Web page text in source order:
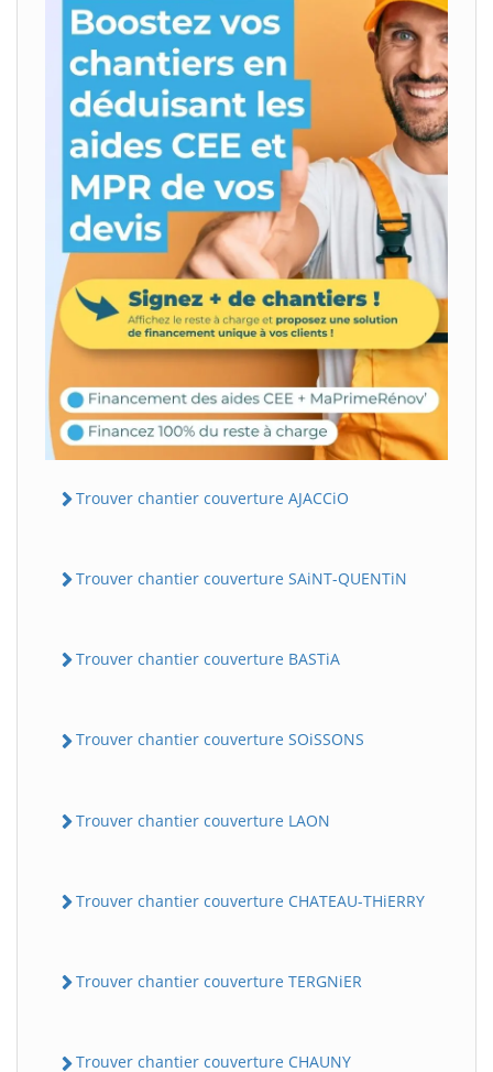
Trouver chantier couverture AJACCiO
Trouver chantier couverture SAiNT-QUENTiN
Trouver chantier couverture BASTiA
Trouver chantier couverture SOiSSONS
Trouver chantier couverture LAON
Trouver chantier couverture CHATEAU-THiERRY
Trouver chantier couverture TERGNiER
Trouver chantier couverture CHAUNY